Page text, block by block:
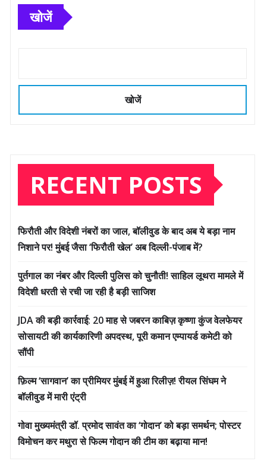
खोजें
खोजें
RECENT POSTS
फिरौती और विदेशी नंबरों का जाल, बॉलीवुड के बाद अब ये बड़ा नाम
निशाने पर! मुंबई जैसा ‘फिरौती खेल’ अब दिल्ली-पंजाब में?
पुर्तगाल का नंबर और दिल्ली पुलिस को चुनौती! साहिल लूथरा मामले में
विदेशी धरती से रची जा रही है बड़ी साजिश
JDA की बड़ी कार्रवाई: 20 माह से जबरन काबिज़ कृष्णा कुंज वेलफेयर
सोसायटी की कार्यकारिणी अपदस्थ, पूरी कमान एम्पायर्ड कमेटी को
सौंपी
फ़िल्म ‘सागवान’ का प्रीमियर मुंबई में हुआ रिलीज़! रीयल सिंघम ने
बॉलीवुड में मारी एंट्री
गोवा मुख्यमंत्री डॉ. प्रमोद सावंत का ‘गोदान’ को बड़ा समर्थन; पोस्टर
विमोचन कर मथुरा से फिल्म गोदान की टीम का बढ़ाया मान!